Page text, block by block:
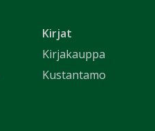
Kirjat
Kirjakauppa
Kustantamo